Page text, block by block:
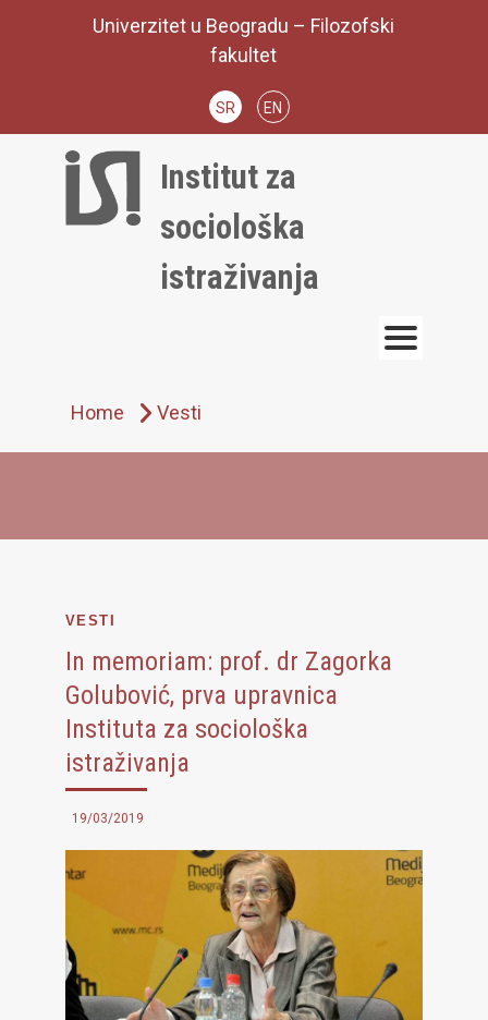
Univerzitet u Beogradu – Filozofski
fakultet
SR EN
Institut za
sociološka
istraživanja
Home Vesti
VESTI
In memoriam: prof. dr Zagorka
Golubović, prva upravnica
Instituta za sociološka
istraživanja
19/03/2019